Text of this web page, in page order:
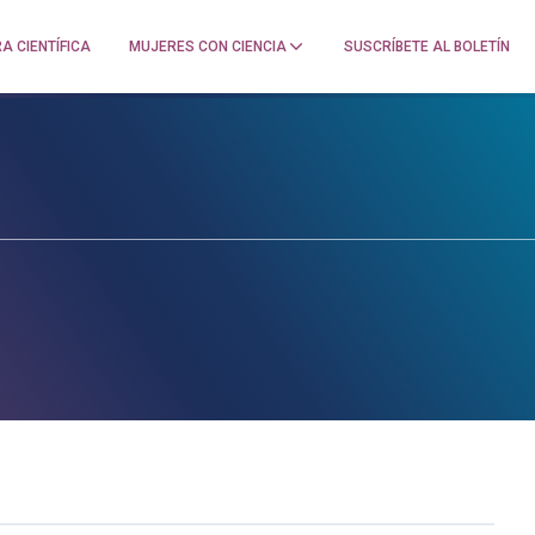
CIENTÍFICA MUJERES CON CIENCIA SUSCRÍBETE AL BOLETÍN